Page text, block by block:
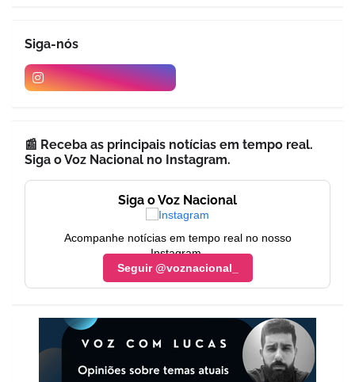
Siga-nós
📰 Receba as principais notícias em tempo real.
Siga o Voz Nacional no Instagram.
Siga o Voz Nacional
Acompanhe notícias em tempo real no nosso
Instagram.
Seguir @voznacional_